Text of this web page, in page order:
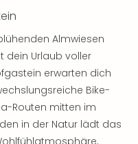
Almwiesen
dein Urlaub voller
erwarten dich
Bike-
Routen mitten im
in der Natur lädt das